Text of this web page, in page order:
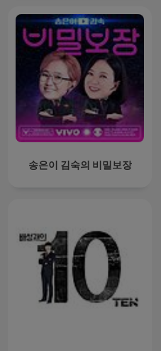
송은이 김숙의 비밀보장